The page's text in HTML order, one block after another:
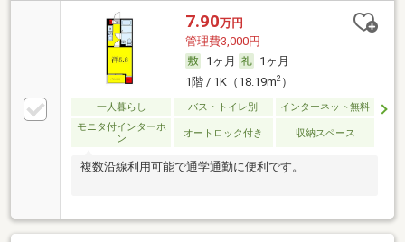
7.90万円
管理費3,000円
1ヶ月
1ヶ月
1階 / 1K（18.19m2）
一人暮らし バス・トイレ別
インターネット無料
モニタ付インターホ
ン
オートロック付き 収納スペース
複数沿線利用可能で通学通勤に便利です。